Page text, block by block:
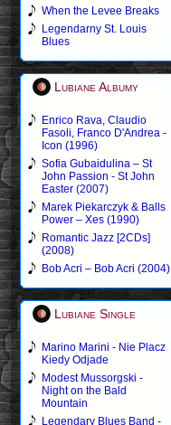
When the Levee Breaks
Legendarny St. Louis
Blues
Lubiane Albumy
Enrico Rava, Claudio
Fasoli, Franco D'Andrea -
Icon (1996)
Sofia Gubaidulina – St
John Passion - St John
Easter (2007)
Marek Piekarczyk & Balls
Power – Xes (1990)
Romantic Jazz [2CDs]
(2008)
Bob Acri – Bob Acri (2004)
Lubiane Single
Marino Marini - Nie Placz
Kiedy Odjade
Modest Mussorgski -
Night on the Bald
Mountain
Legendary Blues Band -